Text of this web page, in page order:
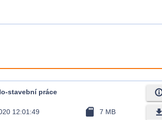
stavební práce
12:01:49 sd_card 7 MB file_download